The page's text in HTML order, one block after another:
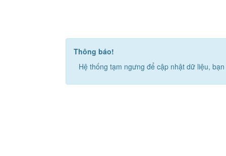
Thông báo!
Hệ thống tạm ngưng để cập nhật dữ liệu,